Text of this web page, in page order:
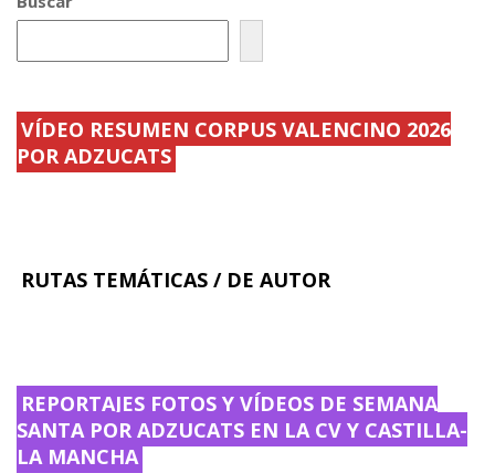
VÍDEO RESUMEN CORPUS VALENCINO 2026
POR ADZUCATS
RUTAS TEMÁTICAS / DE AUTOR
REPORTAJES FOTOS Y VÍDEOS DE SEMANA
SANTA POR ADZUCATS EN LA CV Y CASTILLA-
LA MANCHA